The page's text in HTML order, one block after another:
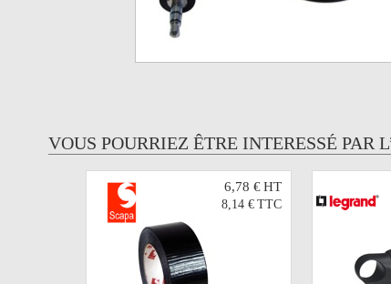
VOUS POURRIEZ ÊTRE INTERESSÉ PAR
6,78 €HT
8,14 € TTC